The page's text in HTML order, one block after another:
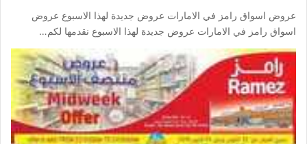
عروض اسواق رامز في الامارات عروض جديدة لهذا الاسبوع عروض
اسواق رامز في الامارات عروض جديدة لهذا الاسبوع نقدمها لكم…